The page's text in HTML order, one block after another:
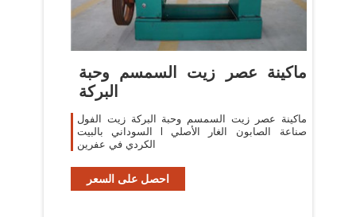
‫ماكينة عصر زيت السمسم وحبة
البركة
ماكينة عصر زيت السمسم وحبة البركة زيت الفول
السوداني بالبيت l صناعة الصابون الغار الأصلي
الكردي في عفرين
احصل على السعر